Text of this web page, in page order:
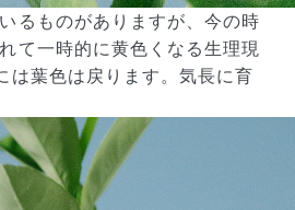
るものがありますが、今の時
て一時的に黄色くなる生理現
は葉色は戻ります。気長に育